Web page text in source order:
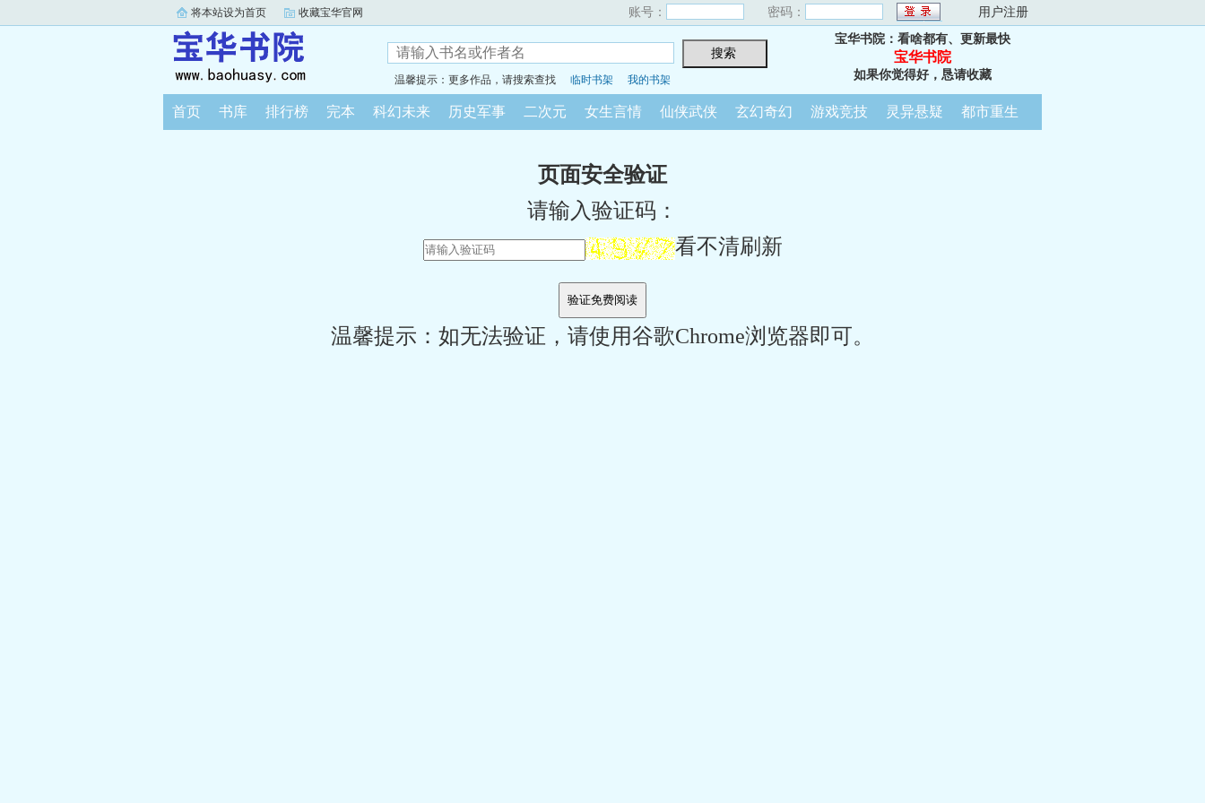
将本站设为首页 收藏宝华官网 账号： 密码： 用户注册
温馨提示：更多作品，请搜索查找 临时书架 我的书架
宝华书院：看啥都有、更新最快
宝华书院
如果你觉得好，恳请收藏
首页 书库 排行榜 完本 科幻未来 历史军事 二次元 女生言情 仙侠武侠 玄幻奇幻 游戏竞技 灵异悬疑 都市重生
页面安全验证
请输入验证码：
看不清刷新
温馨提示：如无法验证，请使用谷歌Chrome浏览器即可。